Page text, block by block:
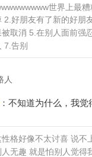
世界上最
2.好朋友有了新的好朋
取消 5.在别人面前强
7.告别
人
： 不知道为什么，我觉
性格好像不太讨喜 说不
无趣 就是怕别人觉得